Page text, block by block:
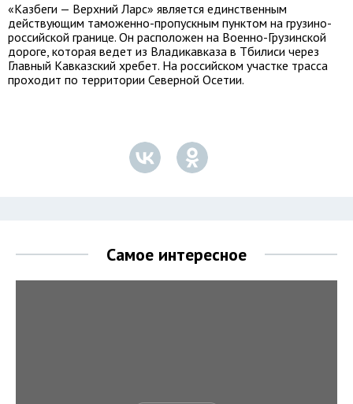
«Казбеги — Верхний Ларс» является единственным
действующим таможенно-пропускным пунктом на грузино-
российской границе. Он расположен на Военно-Грузинской
дороге, которая ведет из Владикавказа в Тбилиси через
Главный Кавказский хребет. На российском участке трасса
проходит по территории Северной Осетии.
Самое интересное